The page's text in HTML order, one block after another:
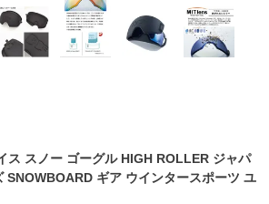
ス スノー ゴーグル HIGH ROLLER ジャパ
SNOWBOARD ギア ウインタースポーツ ユ